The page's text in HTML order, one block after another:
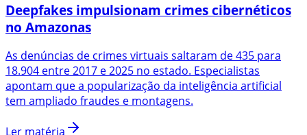
Deepfakes impulsionam crimes cibernéticos
no Amazonas
As denúncias de crimes virtuais saltaram de 435 para
18.904 entre 2017 e 2025 no estado. Especialistas
apontam que a popularização da inteligência artificial
tem ampliado fraudes e montagens.
Ler matéria